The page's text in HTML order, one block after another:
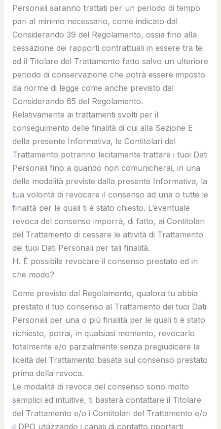
Personali saranno trattati per un periodo di tempo
pari al minimo necessario, come indicato dal
Considerando 39 del Regolamento, ossia fino alla
cessazione dei rapporti contrattuali in essere tra te
ed il Titolare del Trattamento fatto salvo un ulteriore
periodo di conservazione che potrà essere imposto
da norme di legge come anche previsto dal
Considerando 65 del Regolamento.
Relativamente ai trattamenti svolti per il
conseguimento delle finalità di cui alla Sezione E
della presente Informativa, le Contitolari del
Trattamento potranno lecitamente trattare i tuoi Dati
Personali fino a quando non comunicherai, in una
delle modalità previste dalla presente Informativa, la
tua volontà di revocare il consenso ad una o tutte le
finalità per le quali ti è stato chiesto. L’eventuale
revoca del consenso imporrà, di fatto, ai Contitolari
del Trattamento di cessare le attività di Trattamento
dei tuoi Dati Personali per tali finalità.
H. È possibile revocare il consenso prestato ed in
che modo?
Come previsto dal Regolamento, qualora tu abbia
prestato il tuo consenso al Trattamento dei tuoi Dati
Personali per una o più finalità per le quali ti è stato
richiesto, potrai, in qualsiasi momento, revocarlo
totalmente e/o parzialmente senza pregiudicare la
liceità del Trattamento basata sul consenso prestato
prima della revoca.
Le modalità di revoca del consenso sono molto
semplici ed intuitive, ti basterà contattare il Titolare
del Trattamento e/o i Contitolari del Trattamento e/o
il DPO utilizzando i canali di contatto riportarti